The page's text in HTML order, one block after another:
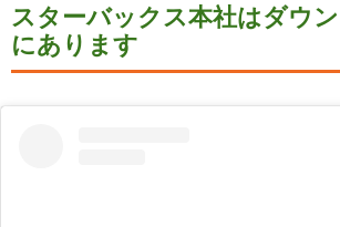
スターバックス本社はダウ
にあります